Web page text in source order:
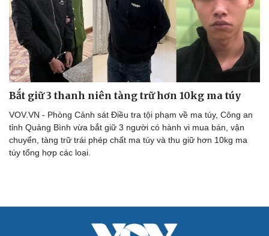
Kể chuyện cho bé
Hạt giống tâm hồn
Bắt giữ 3 thanh niên tàng trữ hơn 10kg ma túy
VOV.VN - Phòng Cảnh sát Điều tra tội phạm về ma túy, Công an
tỉnh Quảng Bình vừa bắt giữ 3 người có hành vi mua bán, vận
chuyển, tàng trữ trái phép chất ma túy và thu giữ hơn 10kg ma
túy tổng hợp các loại.